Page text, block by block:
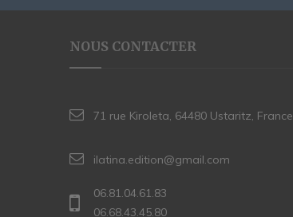
NOUS CONTACTER
71 rue Kiroleta, 64480 Ustaritz, France
ilatina.edition@gmail.com
06.81.04.61.83
06.68.43.45.80